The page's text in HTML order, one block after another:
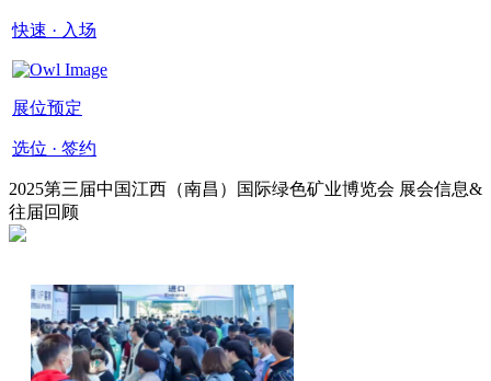
快速 · 入场
展位预定
选位 · 签约
2025第三届中国江西（南昌）国际绿色矿业博览会 展会信息&
往届回顾